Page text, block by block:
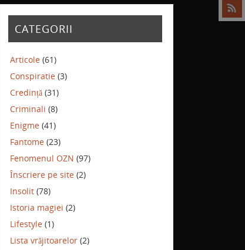
CATEGORII
Articole (61)
Conspiratie (3)
Credință (31)
Criminali (8)
Enigme (41)
Fantome (23)
Fenomenul OZN (97)
Înscriere pe site (2)
Insolit (78)
Istoria magiei (2)
Lifestyle (1)
Lista vrăjitoarelor (2)